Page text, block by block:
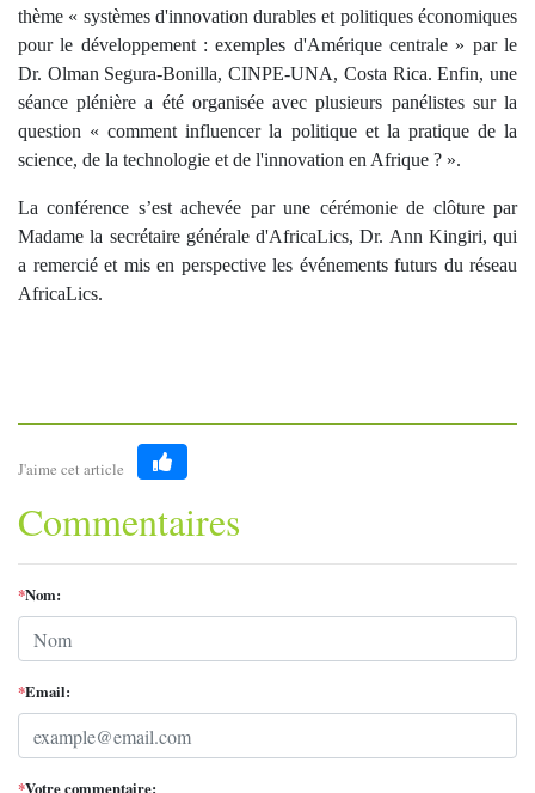
thème « systèmes d'innovation durables et politiques économiques
pour le développement : exemples d'Amérique centrale » par le
Dr. Olman Segura-Bonilla, CINPE-UNA, Costa Rica. Enfin, une
séance plénière a été organisée avec plusieurs panélistes sur la
question « comment influencer la politique et la pratique de la
science, de la technologie et de l'innovation en Afrique ? ».
La conférence s’est achevée par une cérémonie de clôture par
Madame la secrétaire générale d'AfricaLics, Dr. Ann Kingiri, qui
a remercié et mis en perspective les événements futurs du réseau
AfricaLics.
J'aime cet article
Like
Commentaires
*Nom:
*Email:
*Votre commentaire: